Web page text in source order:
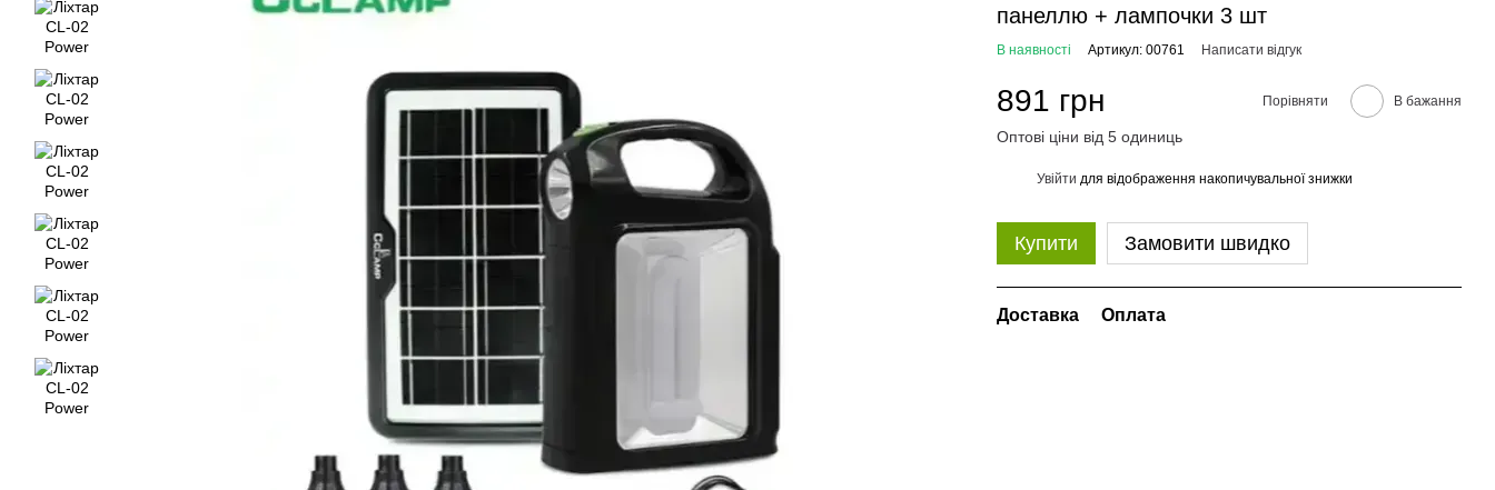
панеллю + лампочки 3 шт
В наявності Артикул: 00761 Написати відгук
891 грн Порівняти В бажання
Оптові ціни від 5 одиниць
Увійти для відображення накопичувальної знижки
Купити Замовити швидко
Доставка Оплата